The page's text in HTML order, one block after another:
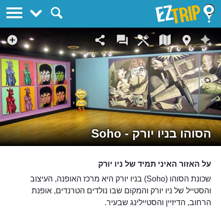
הסוהו בניו יורק - Soho
על האזור האיני תמיד של ניו יורק
שכונת הסוהו (Soho) בניו יורק היא מרכז האופנה, העיצוב
והסטייל של ניו יורק והמקום שבו נולדים הטרנדים, אופנת
הרחוב, הדיזיין והסטיילינג שבעיר.
EZTrip